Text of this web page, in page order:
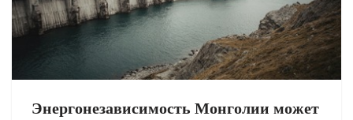
Энергонезависимость Монголии может